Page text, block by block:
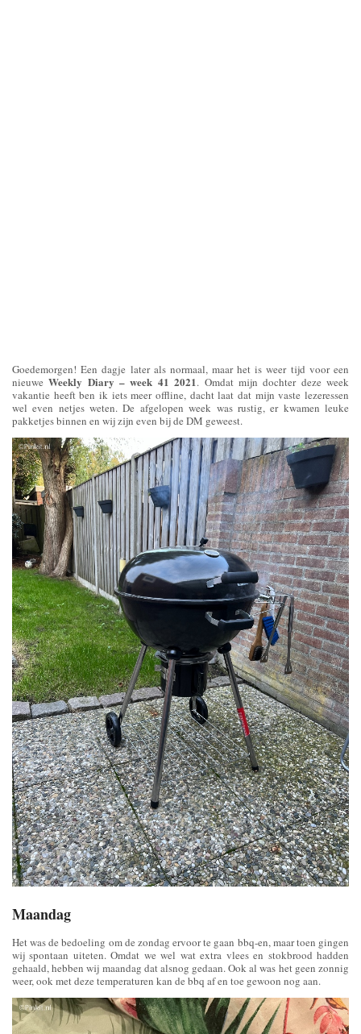
Goedemorgen! Een dagje later als normaal, maar het is weer tijd voor een
nieuweWeekly Diary – week 41 2021. Omdat mijn dochter deze week
vakantie heeft ben ik iets meer offline, dacht laat dat mijn vaste lezeressen
wel even netjes weten. De afgelopen week was rustig, er kwamen leuke
pakketjes binnen en wij zijn even bij de DM geweest.
Maandag
Het was de bedoeling om de zondag ervoor te gaan bbq-en, maar toen gingen
wij spontaan uiteten. Omdat we wel wat extra vlees en stokbrood hadden
gehaald, hebben wij maandag dat alsnog gedaan. Ook al was het geen zonnig
weer, ook met deze temperaturen kan de bbq af en toe gewoon nog aan.